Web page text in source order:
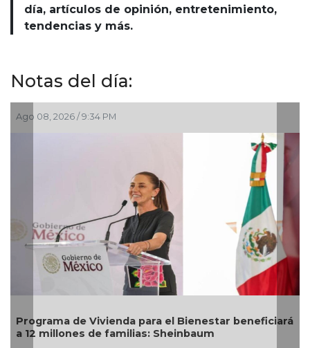
día, artículos de opinión, entretenimiento,
tendencias y más.
Notas del día:
Ago 05, 2026 / 8:55 PM
DIF Poza Rica lleva sabor y bienestar a los adultos
mayores con "Sazón y corazón"